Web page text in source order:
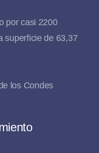
por casi 2200
superficie de 63,37